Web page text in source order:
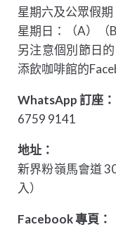
星期六及公眾假期
星期日：（A）（B
另注意個別節日
添飲咖啡館的
WhatsApp 訂座：
6759 9141
地址：
新界粉嶺馬會道
入）
Facebook 專頁：